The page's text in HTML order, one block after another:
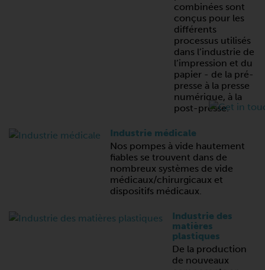
combinées sont
conçus pour les
différents
processus utilisés
dans l’industrie de
l’impression et du
papier - de la pré-
presse à la presse
numérique, à la
post-presse.
Industrie médicale
Nos pompes à vide hautement
fiables se trouvent dans de
nombreux systèmes de vide
médicaux/chirurgicaux et
dispositifs médicaux.
Industrie des
matières
plastiques
De la production
de nouveaux